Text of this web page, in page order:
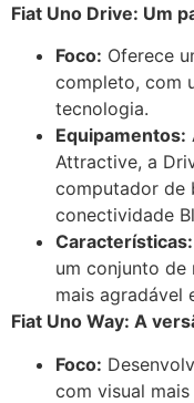
Fiat Uno Drive: Um
Foco: Oferece
completo, com
tecnologia.
Equipamentos:
Attractive, a
computador de
conectividade
Características:
um conjunto de
mais agradável
Fiat Uno Way: A
Foco:
com visual